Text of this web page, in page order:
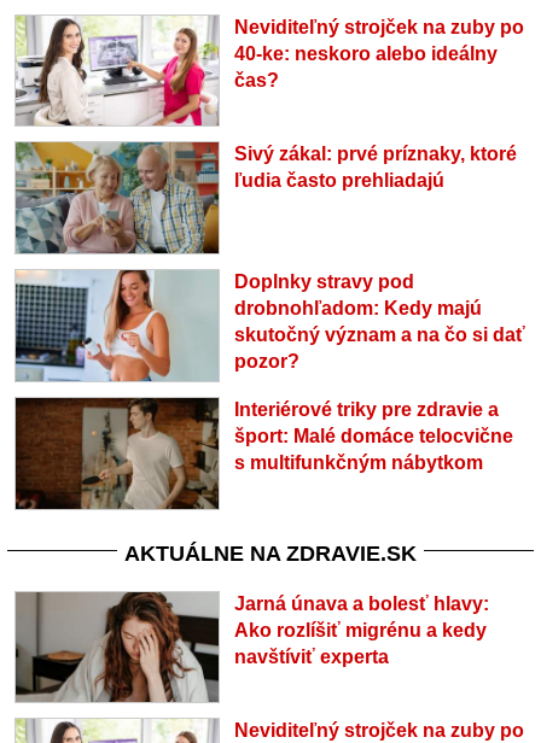
Neviditeľný strojček na zuby po
40-ke: neskoro alebo ideálny
čas?
Sivý zákal: prvé príznaky, ktoré
ľudia často prehliadajú
Doplnky stravy pod
drobnohľadom: Kedy majú
skutočný význam a na čo si dať
pozor?
Interiérové triky pre zdravie a
šport: Malé domáce telocvične
s multifunkčným nábytkom
AKTUÁLNE NA ZDRAVIE.SK
Jarná únava a bolesť hlavy:
Ako rozlíšiť migrénu a kedy
navštíviť experta
Neviditeľný strojček na zuby po